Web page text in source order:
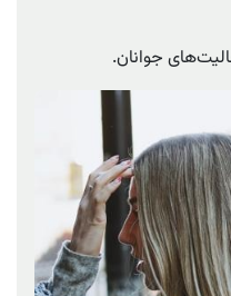
جوانان.